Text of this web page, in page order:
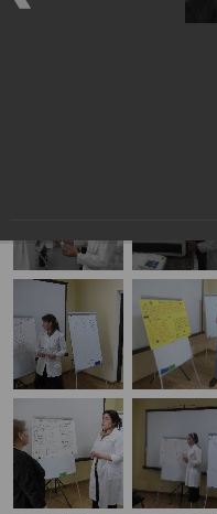
11.04.2023